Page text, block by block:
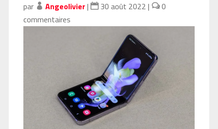
par Angeolivier| 30 août 2022 |
0
commentaires